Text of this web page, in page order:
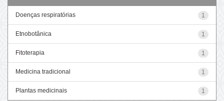
1
Doenças respiratórias
1
Etnobotânica
1
Fitoterapia
1
Medicina tradicional
1
Plantas medicinais